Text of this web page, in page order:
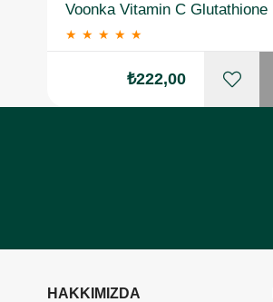
★ ★ ★ ★ ★
₺222,00
HAKKIMIZDA